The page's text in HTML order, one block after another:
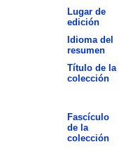
Lugar de
edición
Idioma del
resumen
Título de la
colección
Fascículo
de la
colección